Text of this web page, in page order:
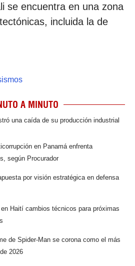
se encuentra en una zona
incluida la de
A MINUTO
una caída de su producción industrial
en Panamá enfrenta
según Procurador
por visión estratégica en defensa
Haití cambios técnicos para próximas
de Spider-Man se corona como el más
2026